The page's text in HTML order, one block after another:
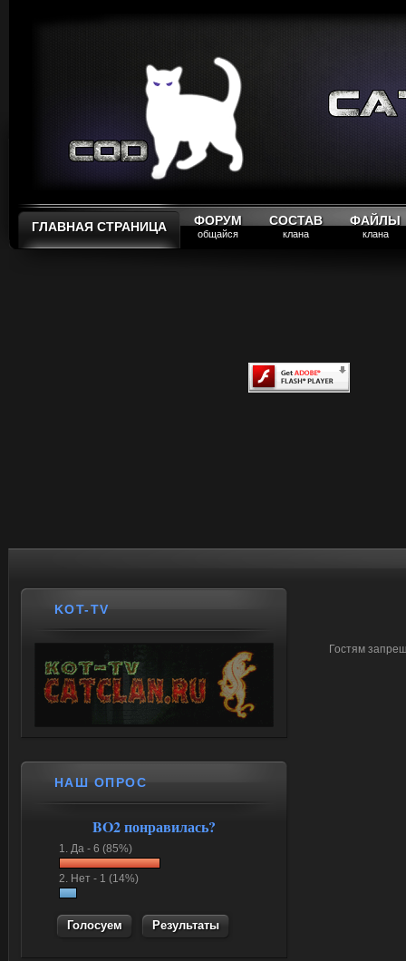
ГЛАВНАЯ СТРАНИЦА ФОРУМ
общайся
СОСТАВ
клана
ФАЙЛЫ
клана
Гостям
KOT-TV
НАШ ОПРОС
BO2 понравилась?
1. Да - 6 (85%)
2. Нет - 1 (14%)
Результаты